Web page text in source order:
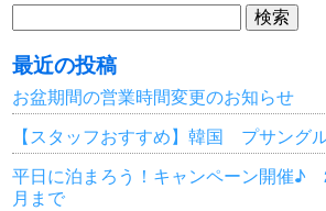
検
索:
最近の投稿
お盆期間の営業時間変更のお知らせ
【スタッフおすすめ】韓国 プサング
平日に泊まろう！キャンペーン開催♪
月まで